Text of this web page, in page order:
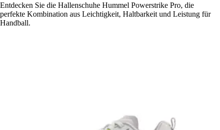
Entdecken Sie die Hallenschuhe Hummel Powerstrike Pro, die
perfekte Kombination aus Leichtigkeit, Haltbarkeit und Leistung für
Handball.